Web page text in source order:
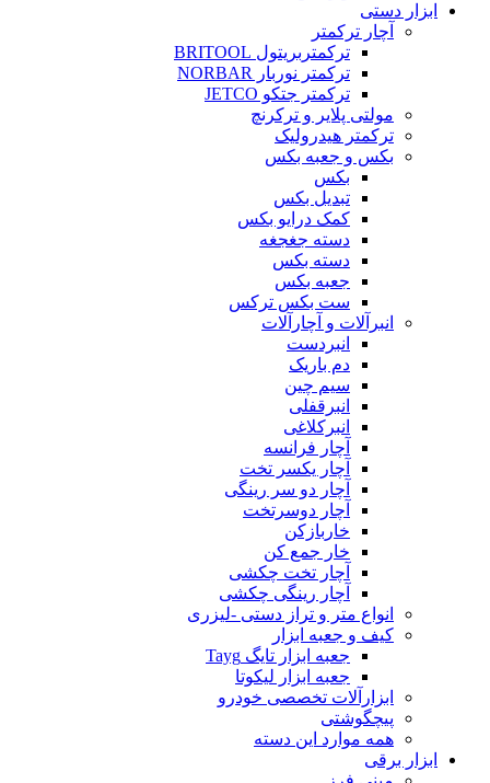
ابزار دستی
آچار ترکمتر
ترکمتربریتول BRITOOL
ترکمتر نوربار NORBAR
ترکمتر جتکو JETCO
مولتی پلایر و ترکرنچ
ترکمتر هیدرولیک
بکس و جعبه بکس
بکس
تبدیل بکس
کمک درایو بکس
دسته جغجغه
دسته بکس
جعبه بکس
ست بکس ترکس
انبرآلات و آچارآلات
انبردست
دم باریک
سیم چین
انبرقفلی
انبرکلاغی
آچار فرانسه
آچار یکسر تخت
آچار دو سر رینگی
آچار دوسرتخت
خاربازکن
خار جمع کن
آچار تخت چکشی
آچار رینگی چکشی
انواع متر و تراز دستی -لیزری
کیف و جعبه ابزار
جعبه ابزار تایگ Tayg
جعبه ابزار لیکوتا
ابزارآلات تخصصی خودرو
پیچگوشتی
همه موارد این دسته
ابزار برقی